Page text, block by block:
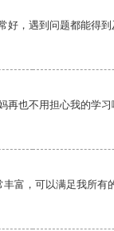
好，遇到问题都能得到
再也不用担心我的学习
富，可以满足我所有